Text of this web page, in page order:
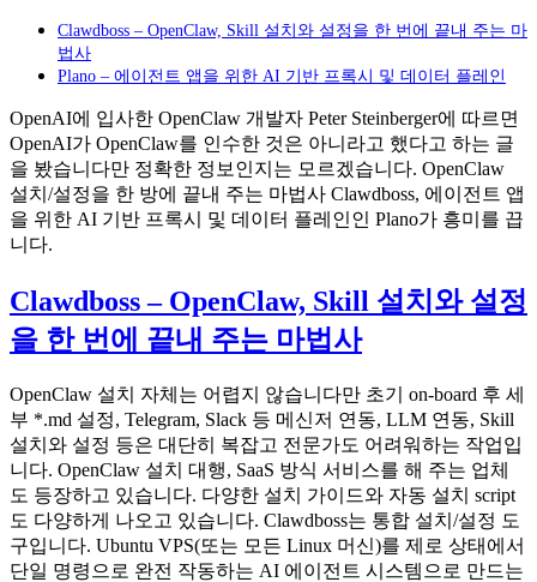
Clawdboss – OpenClaw, Skill 설치와 설정을 한 번에 끝내 주는 마
법사
Plano – 에이전트 앱을 위한 AI 기반 프록시 및 데이터 플레인
OpenAI에 입사한 OpenClaw 개발자 Peter Steinberger에 따르면
OpenAI가 OpenClaw를 인수한 것은 아니라고 했다고 하는 글
을 봤습니다만 정확한 정보인지는 모르겠습니다. OpenClaw
설치/설정을 한 방에 끝내 주는 마법사 Clawdboss, 에이전트 앱
을 위한 AI 기반 프록시 및 데이터 플레인인 Plano가 흥미를 끕
니다.
Clawdboss – OpenClaw, Skill 설치와 설정
을 한 번에 끝내 주는 마법사
OpenClaw 설치 자체는 어렵지 않습니다만 초기 on-board 후 세
부 *.md 설정, Telegram, Slack 등 메신저 연동, LLM 연동, Skill
설치와 설정 등은 대단히 복잡고 전문가도 어려워하는 작업입
니다. OpenClaw 설치 대행, SaaS 방식 서비스를 해 주는 업체
도 등장하고 있습니다. 다양한 설치 가이드와 자동 설치 script
도 다양하게 나오고 있습니다. Clawdboss는 통합 설치/설정 도
구입니다. Ubuntu VPS(또는 모든 Linux 머신)를 제로 상태에서
단일 명령으로 완전 작동하는 AI 에이전트 시스템으로 만드는